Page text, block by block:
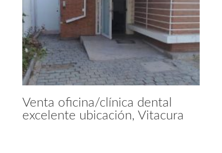
Venta oficina/clínica dental
excelente ubicación, Vitacura